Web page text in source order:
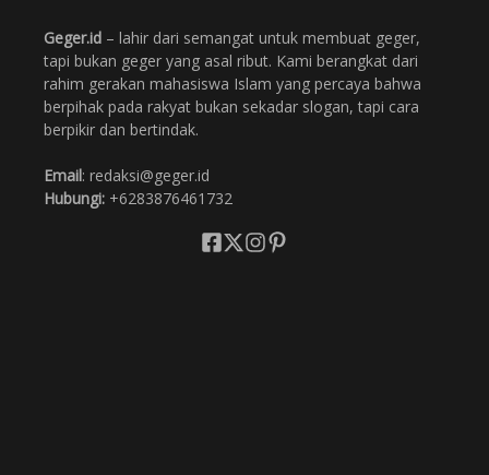
Geger.id – lahir dari semangat untuk membuat geger,
tapi bukan geger yang asal ribut. Kami berangkat dari
rahim gerakan mahasiswa Islam yang percaya bahwa
berpihak pada rakyat bukan sekadar slogan, tapi cara
berpikir dan bertindak.
Email: redaksi@geger.id
Hubungi: +6283876461732